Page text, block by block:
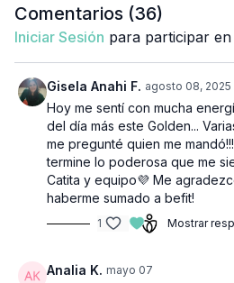
Comentarios (36)
Iniciar Sesión para participar
Gisela Anahi F. agosto 08, 2025
Hoy me sentí con mucha
del día más este Golden...
me pregunté quien me
termine lo poderosa que me
Catita y equipo💜 Me
haberme sumado a befit!
1 Mostrar
Analia K. mayo 07